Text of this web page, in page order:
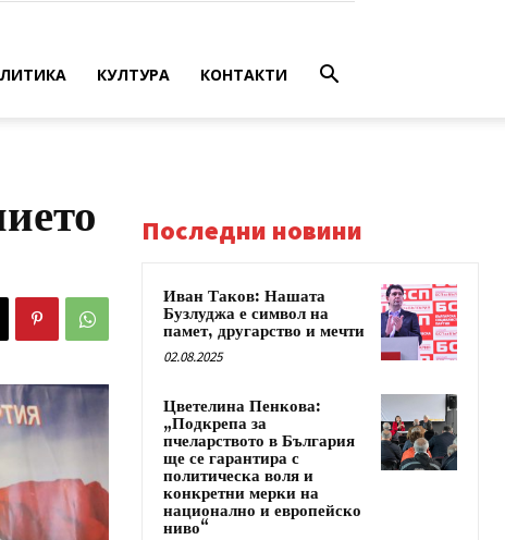
КУЛТУРА КОНТАКТИ
Последни новини
Иван Таков: Нашата
Бузлуджа е символ на
памет, другарство и мечти
02.08.2025
Цветелина Пенкова:
„Подкрепа за
пчеларството в България
ще се гарантира с
политическа воля и
конкретни мерки на
национално и европейско
ниво“